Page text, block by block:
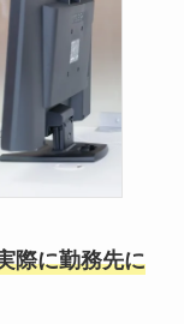
際に勤務先に